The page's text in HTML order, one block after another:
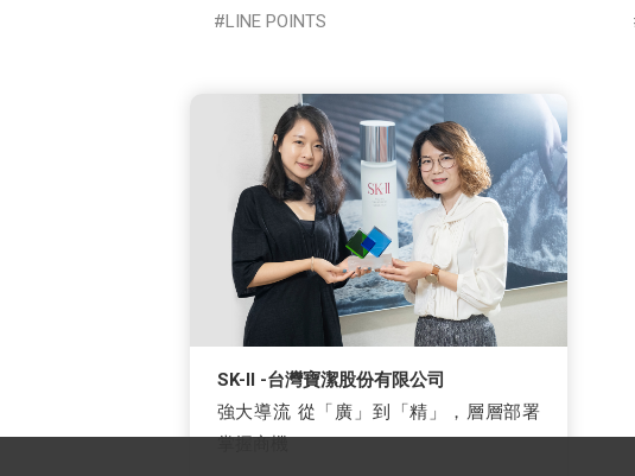
LINE POINTS
SK-II -台灣寶潔股份有限公司
強大導流 從「廣」到「精」，層層部署
掌握商機